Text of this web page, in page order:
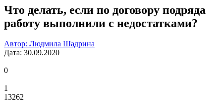
Что делать, если по договору подряда
работу выполнили с недостатками?
Автор: Людмила Шадрина
Дата: 30.09.2020
0
1
13262